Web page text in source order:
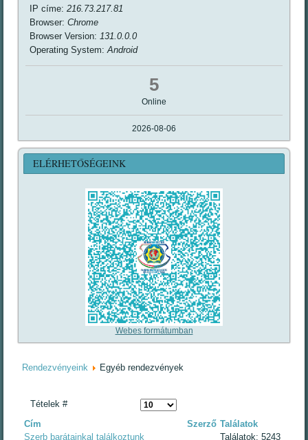
IP címe:216.73.217.81
Browser:Chrome
Browser Version: 131.0.0.0
Operating System:Android
5
Online
2026-08-06
ELÉRHETŐSÉGEINK
Webes formátumban
Rendezvényeink Egyéb rendezvények
Tételek #
Cím
Szerző Találatok
Szerb barátainkal találkoztunk
Találatok: 5243